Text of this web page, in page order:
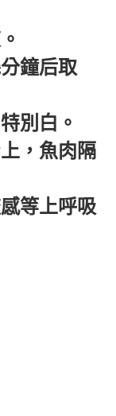
鐘后取
別白。
，魚肉隔
等上呼吸